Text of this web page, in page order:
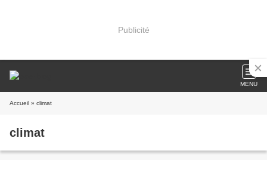
Publicité
MENU
Accueil » climat
climat